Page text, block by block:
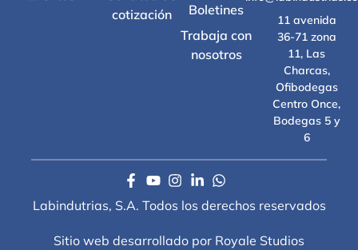
cotización
Boletines
Trabaja con
nosotros
11 avenida
36-71 zona
11, Las
Charcas,
Ofibodegas
Centro Once,
Bodegas 5 y
6
Labindutrias, S.A. Todos los derechos reservados
Sitio web desarrollado por Royale Studios